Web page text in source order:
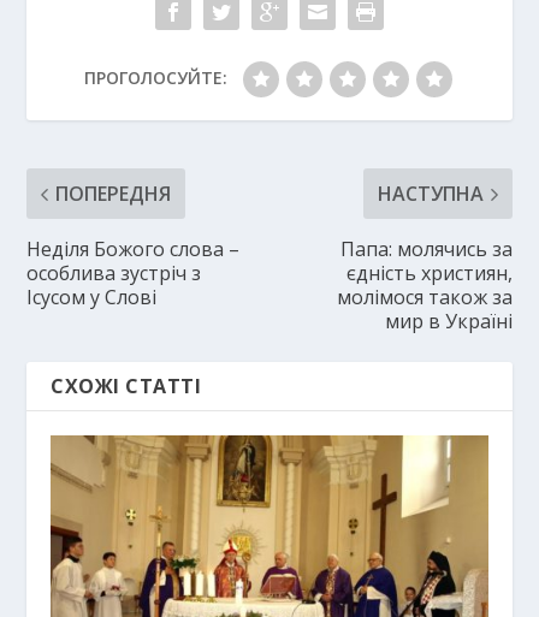
ПРОГОЛОСУЙТЕ:
ПОПЕРЕДНЯ
Неділя Божого слова –
особлива зустріч з
Ісусом у Слові
НАСТУПНА
Папа: молячись за
єдність християн,
молімося також за
мир в Україні
СХОЖІ СТАТТІ